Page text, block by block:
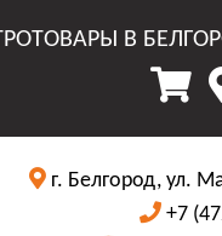
В
г. Белгород, ул.
+7